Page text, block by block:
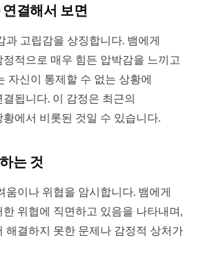
결해서 보면
과 고립감을 상징합니다. 뱀에게
적으로 매우 힘든 압박감을 느끼고
자신이 통제할 수 없는 상황에
됩니다. 이 감정은 최근의
에서 비롯된 것일 수 있습니다.
는 것
움이나 위협을 암시합니다. 뱀에게
위협에 직면하고 있음을 나타내며,
해결하지 못한 문제나 감정적 상처가